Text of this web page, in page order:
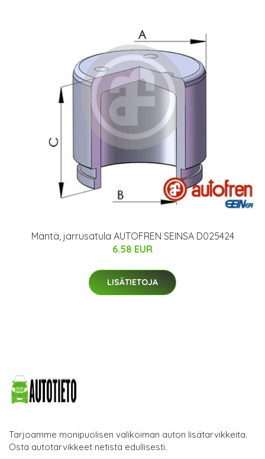
Mäntä, jarrusatula AUTOFREN SEINSA D025424
6.58 EUR
LISÄTIETOJA
Tarjoamme monipuolisen valikoiman auton lisätarvikkeita.
Osta autotarvikkeet netistä edullisesti.